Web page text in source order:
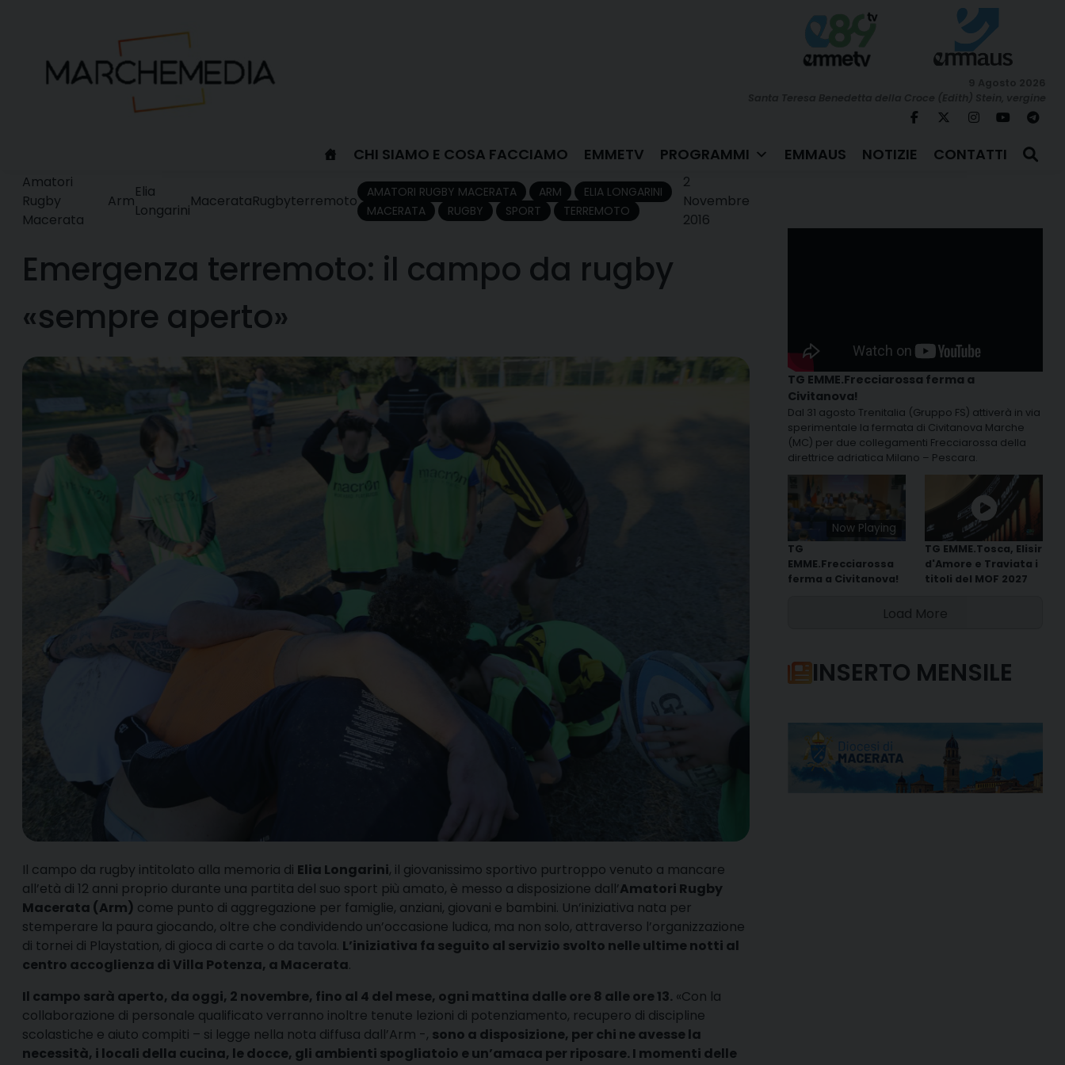
CHI SIAMO E COSA FACCIAMO EMMETV PROGRAMMI EMMAUS NOTIZIE CONTATTI
Amatori
Rugby
Macerata
Arm
Elia
Longarini
MacerataRugbyterremoto AMATORI RUGBY MACERATA ARM
ELIA LONGARINI
MACERATA
RUGBY SPORT TERREMOTO
2
Novembre
2016
Emergenza terremoto: il campo da rugby
«sempre aperto»
Il campo da rugby intitolato alla memoria di Elia Longarini, il giovanissimo sportivo purtroppo venuto a mancare
all’età di 12 anni proprio durante una partita del suo sport più amato, è messo a disposizione dall’Amatori Rugby
Macerata (Arm) come punto di aggregazione per famiglie, anziani, giovani e bambini. Un’iniziativa nata per
stemperare la paura giocando, oltre che condividendo un’occasione ludica, ma non solo, attraverso l’organizzazione
di tornei di Playstation, di gioca di carte o da tavola. L’iniziativa fa seguito al servizio svolto nelle ultime notti al
centro accoglienza di Villa Potenza, a Macerata.
Il campo sarà aperto, da oggi, 2 novembre, fino al 4 del mese, ogni mattina dalle ore 8 alle ore 13. «Con la
collaborazione di personale qualificato verranno inoltre tenute lezioni di potenziamento, recupero di discipline
scolastiche e aiuto compiti – si legge nella nota diffusa dall’Arm -, sono a disposizione, per chi ne avesse la
necessità, i locali della cucina, le docce, gli ambienti spogliatoio e un’amaca per riposare. I momenti delle
TG EMME.Frecciarossa ferma a
Civitanova!
Dal 31 agosto Trenitalia (Gruppo FS) attiverà in via
sperimentale la fermata di Civitanova Marche
(MC) per due collegamenti Frecciarossa della
direttrice adriatica Milano – Pescara.
Now Playing
TG
EMME.Frecciarossa
ferma a Civitanova!
TG EMME.Tosca, Elisir
d'Amore e Traviata i
titoli del MOF 2027
Load More
INSERTO MENSILE